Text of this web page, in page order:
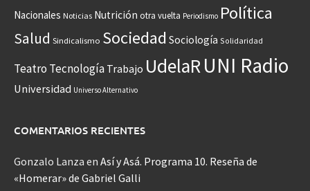
Nacionales Noticias Nutrición otra vuelta Periodismo Política
Salud Sindicalismo Sociedad Sociología Solidaridad
Teatro Tecnología Trabajo UdelaRUNI Radio
Universidad Universo Alternativo
COMENTARIOS RECIENTES
Gonzalo Lanza en Así y Asá. Programa 10. Reseña de
«Homerar» de Gabriel Galli